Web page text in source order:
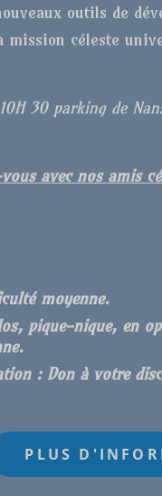
outils de
mission céleste
30 parking de
avec nos amis
moyenne.
pique-nique, en
: Don à votre